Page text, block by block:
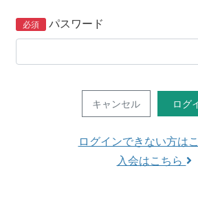
パスワード
キャンセル ログ
ログインできない方は
入会はこちら